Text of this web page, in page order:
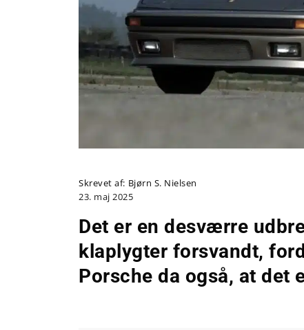
Skrevet af: Bjørn S. Nielsen
23. maj 2025
Det er en desværre
klaplygter forsvandt,
Porsche da også, at det